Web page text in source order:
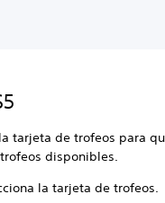
tarjeta de trofeos para
disponibles.
la tarjeta de trofeos.